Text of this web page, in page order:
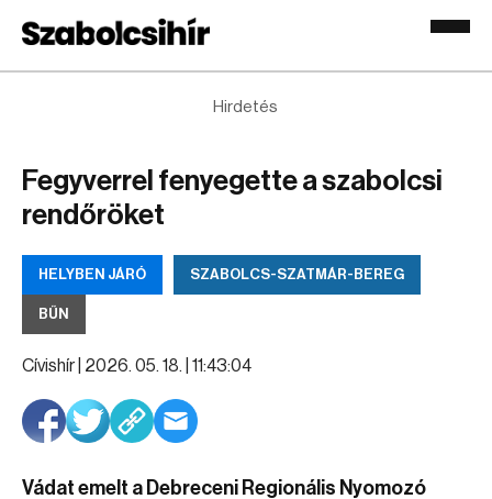
Hirdetés
Fegyverrel fenyegette a szabolcsi
rendőröket
HELYBEN JÁRÓ SZABOLCS-SZATMÁR-BEREG
BŰN
Cívishír | 2026. 05. 18. | 11:43:04
Vádat emelt a Debreceni Regionális Nyomozó